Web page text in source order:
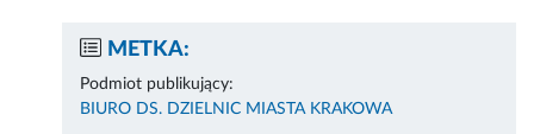
METKA:
Podmiot publikujący:
BIURO DS. DZIELNIC MIASTA KRAKOWA